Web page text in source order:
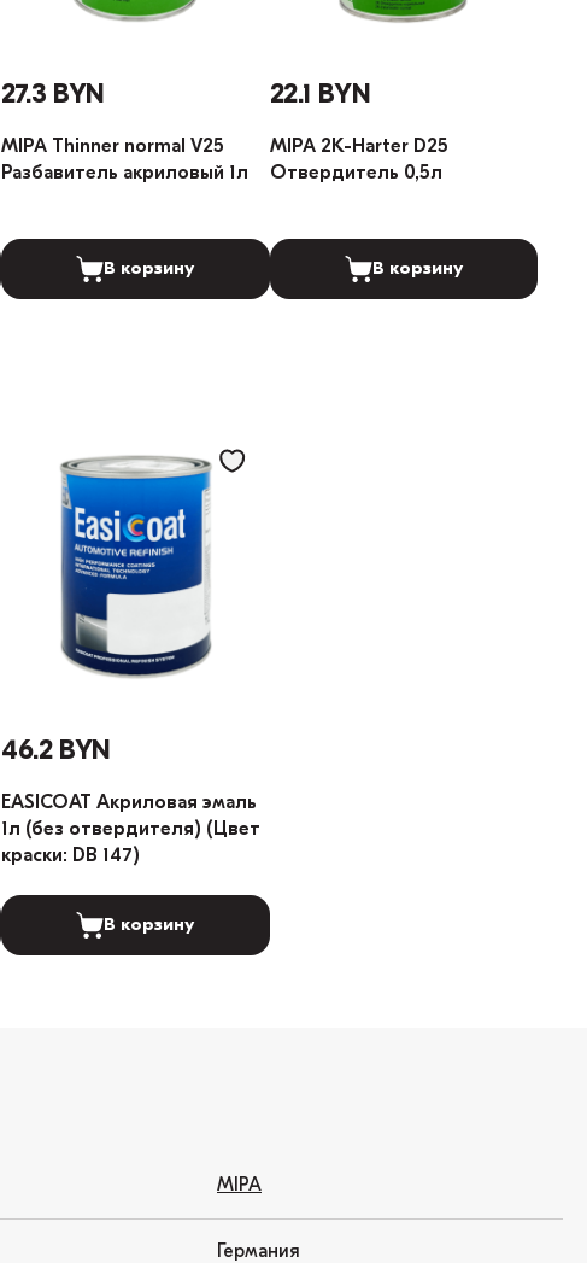
27.3 BYN
MIPA Thinner normal V25
Разбавитель акриловый 1л
В корзину
22.1 BYN
MIPA 2K-Harter D25
Отвердитель 0,5л
В корзину
46.2 BYN
EASICOAT Акриловая эмаль
1л (без отвердителя) (Цвет
краски: DB 147)
В корзину
MIPA
Германия